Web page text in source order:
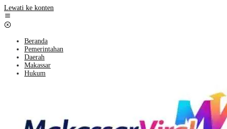
Lewati ke konten
Beranda
Pemerintahan
Daerah
Makassar
Hukum